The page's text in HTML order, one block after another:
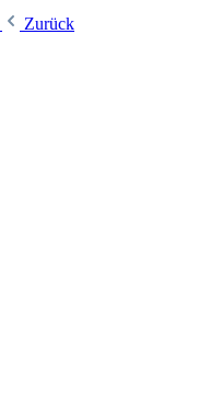
Zurück